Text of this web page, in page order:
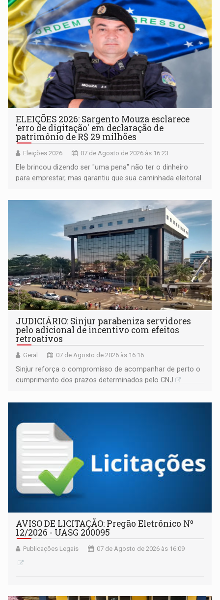
ELEIÇÕES 2026: Sargento Mouza esclarece
'erro de digitação' em declaração de
patrimônio de R$ 29 milhões
Eleições 2026 07 de Agosto de 2026 às 16:23
Ele brincou dizendo ser "uma pena" não ter o dinheiro
para emprestar, mas garantiu que sua caminhada eleitoral
JUDICIÁRIO: Sinjur parabeniza servidores
pelo adicional de incentivo com efeitos
retroativos
Geral 07 de Agosto de 2026 às 16:16
Sinjur reforça o compromisso de acompanhar de perto o
cumprimento dos prazos determinados pelo CNJ
AVISO DE LICITAÇÃO: Pregão Eletrônico Nº
12/2026 - UASG 200095
Publicações Legais 07 de Agosto de 2026 às 16:09